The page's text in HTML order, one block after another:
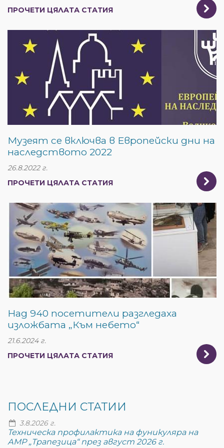
ПРОЧЕТИ ЦЯЛАТА СТАТИЯ
Музеят се включва в Европейски дни на
наследството 2022
26.8.2022 г.
ПРОЧЕТИ ЦЯЛАТА СТАТИЯ
Над 940 посетители разгледаха
изложбата „Към небето“
21.6.2024 г.
ПРОЧЕТИ ЦЯЛАТА СТАТИЯ
ПОСЛЕДНИ СТАТИИ
3.8.2026 г.
Техническа профилактика на фуникуляра на
АМР „Трапезица“ през август 2026 г.